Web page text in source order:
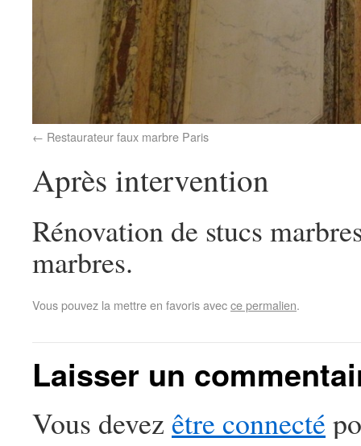
Restaurateur faux marbre Paris
Après intervention
Rénovation de stucs
marbres.
Vous pouvez la mettre en favoris avecce permalien.
Laisser un
Vous devez être connecté